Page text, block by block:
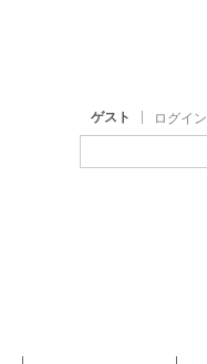
ゲスト ログイン